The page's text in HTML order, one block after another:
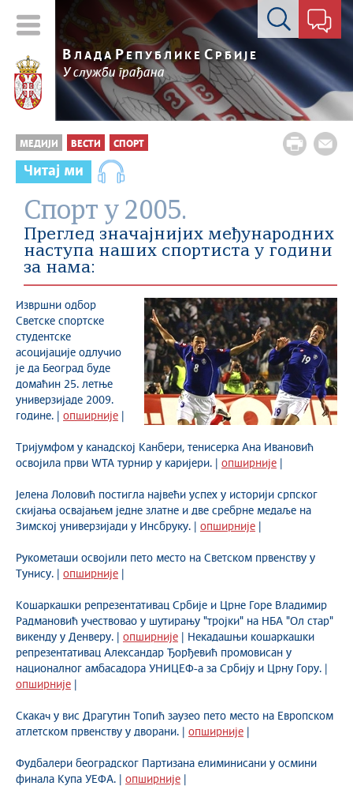
Контакт форма
В ЛАДА РЕПУБЛИКЕ СРБИЈЕ
У служби грађана
МЕДИЈИ ВЕСТИ СПОРТ
Читај ми
Спорт у 2005.
Преглед значајнијих међународних
наступа наших спортиста у години
за нама:
Извршни одбор
Светске спортске
студентске
асоцијације одлучио
је да Београд буде
домаћин 25. летње
универзијаде 2009.
године. | опширније
Тријумфом у канадској Канбери, тенисерка Ана Ивановић
освојила први WTA турнир у каријери. | опширније
Јелена Лоловић постигла највећи успех у историји српског
скијања освајањем једне златне и две сребрне медаље на
Зимској универзијади у Инсбруку. | опширније
Рукометаши освојили пето место на Светском првенству у
Тунису. | опширније
Кошаркашки репрезентативац Србије и Црне Горе Владимир
Радмановић учествовао у шутирању "тројки" на НБА "Ол стар"
викенду у Денверу. | опширније | Некадашњи кошаркашки
репрезентативац Александар Ђорђевић промовисан у
националног амбасадора УНИЦЕФ-а за Србију и Црну Гору. |
опширније
Скакач у вис Драгутин Топић заузео пето место на Европском
атлетском првенству у дворани. | опширније
Фудбалери београдског Партизана елиминисани у осмини
финала Купа УЕФА. | опширније